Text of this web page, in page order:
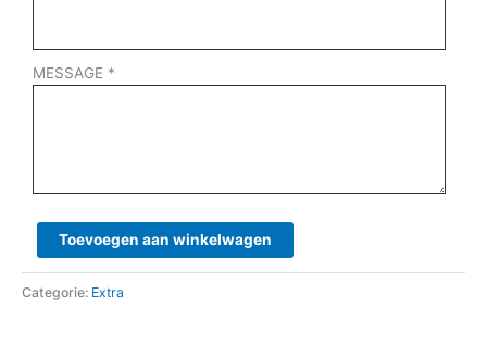
MESSAGE *
Toevoegen aan winkelwagen
Categorie: Extra